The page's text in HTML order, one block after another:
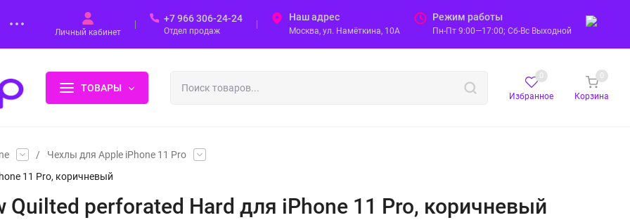
Личный кабинет
+7 966 306-24-24
Отдел продаж
Наш адрес
Москва, ул. Намёткина, 10А
Режим работы
Пн-Пт 9:00—17:00; Сб-Вс Выходной
ТОВАРЫ
Избранное
0
Корзина
0
/
Чехлы для Apple iPhone 11 Pro
11 Pro, коричневый
perforated Hard для iPhone 11 Pro, коричневый